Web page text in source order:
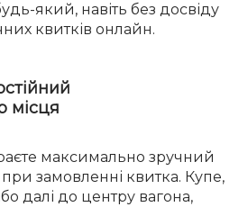
який, навіть без досвіду
квитків онлайн.
місця
максимально зручний
замовленні квитка. Купе,
далі до центру вагона,